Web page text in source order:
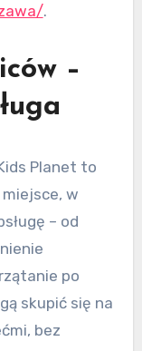
.
–
Planet to
w
– od
po
skupić się na
bez